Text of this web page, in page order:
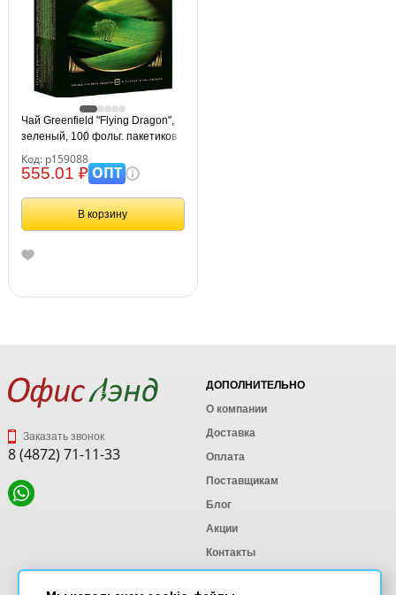
Чай Greenfield "Flying Dragon",
зеленый, 100 фольг. пакетиков
Код: р159088
555.01 ₽ОПТ
В корзину
Заказать звонок
8 (4872) 71-11-33
ДОПОЛНИТЕЛЬНО
О компании
Доставка
Оплата
Поставщикам
Блог
Акции
Контакты